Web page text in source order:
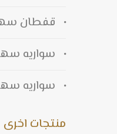
قفطان
سواريه
سواريه
منتجات اخرى